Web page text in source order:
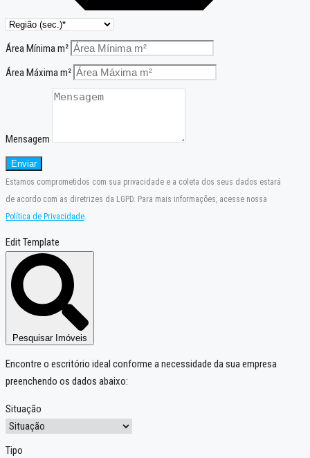
Área Mínima m²
Área Máxima m²
Mensagem
Enviar
Estamos comprometidos com sua privacidade e a coleta dos seus dados estará
de acordo com as diretrizes da LGPD. Para mais informações, acesse nossa
Política de Privacidade.
Edit Template
Pesquisar Imóveis
Encontre o escritório ideal conforme a necessidade da sua empresa
preenchendo os dados abaixo:
Situação
Tipo